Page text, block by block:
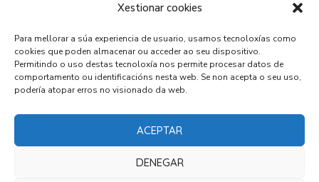
Xestionar cookies
Para mellorar a súa experiencia de usuario, usamos tecnoloxías como
cookies que poden almacenar ou acceder ao seu dispositivo.
Permitindo o uso destas tecnoloxía nos permite procesar datos de
comportamento ou identificacións nesta web. Se non acepta o seu uso,
podería atopar erros no visionado da web.
ACEPTAR
DENEGAR